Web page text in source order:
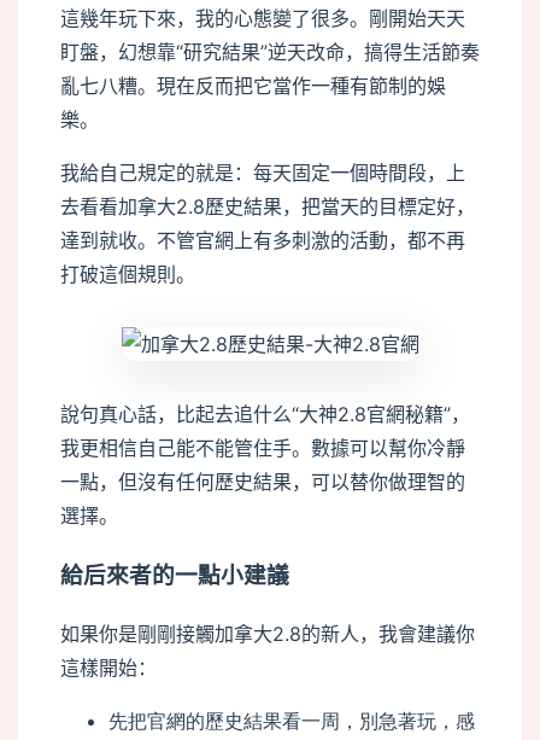
這幾年玩下來，我的心態變了很多。剛開始天天
盯盤，幻想靠“研究結果”逆天改命，搞得生活節奏
亂七八糟。現在反而把它當作一種有節制的娛
樂。
我給自己規定的就是：每天固定一個時間段，上
去看看加拿大2.8歷史結果，把當天的目標定好，
達到就收。不管官網上有多刺激的活動，都不再
打破這個規則。
說句真心話，比起去追什么“大神2.8官網秘籍”，
我更相信自己能不能管住手。數據可以幫你冷靜
一點，但沒有任何歷史結果，可以替你做理智的
選擇。
給后來者的一點小建議
如果你是剛剛接觸加拿大2.8的新人，我會建議你
這樣開始：
先把官網的歷史結果看一周，別急著玩，感